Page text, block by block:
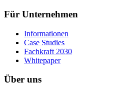
Für Unternehmen
Informationen
Case Studies
Fachkraft 2030
Whitepaper
Über uns